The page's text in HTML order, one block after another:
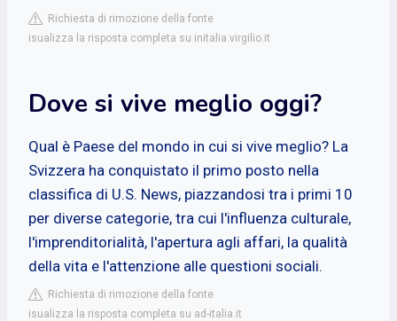
Richiesta di rimozione della fonte
isualizza la risposta completa su initalia.virgilio.it
Dove si vive meglio oggi?
Qual è Paese del mondo in cui si vive meglio? La
Svizzera ha conquistato il primo posto nella
classifica di U.S. News, piazzandosi tra i primi 10
per diverse categorie, tra cui l'influenza culturale,
l'imprenditorialità, l'apertura agli affari, la qualità
della vita e l'attenzione alle questioni sociali.
Richiesta di rimozione della fonte
isualizza la risposta completa su ad-italia.it